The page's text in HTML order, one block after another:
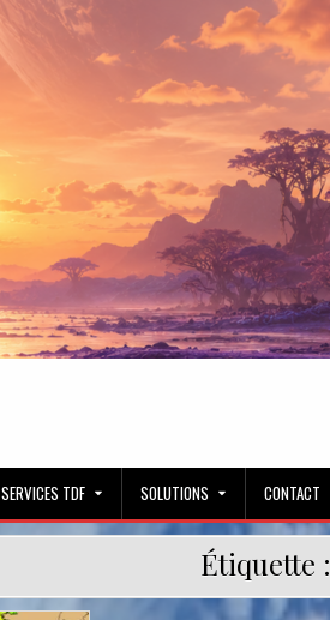
SERVICES TDF SOLUTIONS CONTACT
Étiquette :